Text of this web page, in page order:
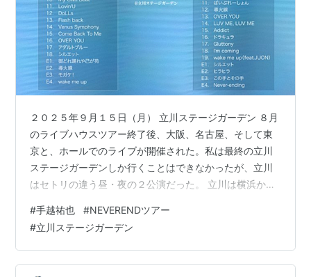
２０２５年９月１５日（月） 立川ステージガーデン ８月
のライブハウスツアー終了後、大阪、名古屋、そして東
京と、ホールでのライブが開催された。私は最終の立川
ステージガーデンしか行くことはできなかったが、立川
はセトリの違う昼・夜の２公演だった。 立川は横浜から
む。 実はこの日、13時までの仕事が入っていた。９月か
ら始めたばかりであったが、朝から先輩方に、13時ぴっ
たりで上がりますと宣言して、仕事場のすぐ前のバス停
から13時４分のバスに乗り、ＪＲの駅に向かうという綱
#手越祐也 #NEVERENDツアー
#立川ステージガーデン